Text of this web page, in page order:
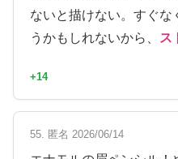
ないと描けない。すぐな
うかもしれないから、
ス
+14
55. 匿名 2026/06/14